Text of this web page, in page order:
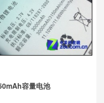
容量电池